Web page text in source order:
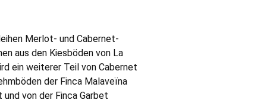
Merlot- und Cabernet-
aus den Kiesböden von La
ein weiterer Teil von Cabernet
der Finca Malaveïna
von der Finca Garbet